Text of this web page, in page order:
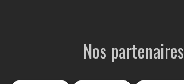
Nos partenaires